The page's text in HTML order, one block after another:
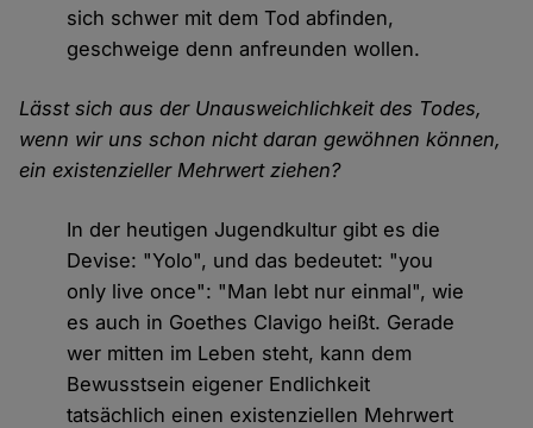
sich schwer mit dem Tod abfinden,
geschweige denn anfreunden wollen.
Lässt sich aus der Unausweichlichkeit des Todes,
wenn wir uns schon nicht daran gewöhnen können,
ein existenzieller Mehrwert ziehen?
In der heutigen Jugendkultur gibt es die
Devise: "Yolo", und das bedeutet: "you
only live once": "Man lebt nur einmal", wie
es auch in Goethes Clavigo heißt. Gerade
wer mitten im Leben steht, kann dem
Bewusstsein eigener Endlichkeit
tatsächlich einen existenziellen Mehrwert